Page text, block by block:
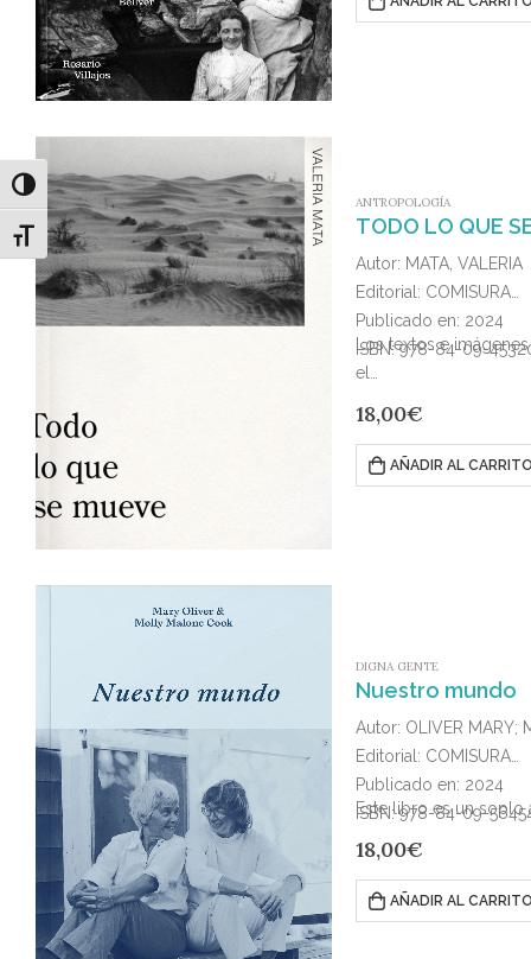
Alternar alto contraste
Alternar tamaño de letra
ANTROPOLOGÍA
TODO LO QUE
Autor: MATA, VALERIA
Editorial: COMISURA
Publicado en: 2024
ISBN: 978-84-09-
Los textos e
el…
18,00€
AÑADIR AL CARRITO
DIGNA GENTE
Nuestro mundo
Autor: OLIVER MARY;
Editorial: COMISURA
Publicado en: 2024
ISBN: 978-84-09-
Este libro es un soplo
18,00€
AÑADIR AL CARRITO